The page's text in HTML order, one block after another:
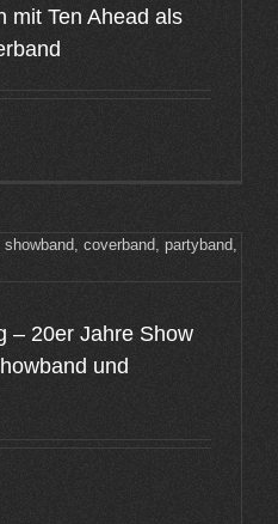
mit Ten Ahead als
– 20er Jahre Show
und